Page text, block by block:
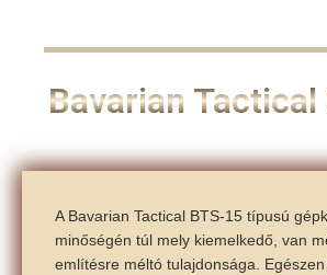
Bavarian Tactical
A Bavarian Tactical BTS-15 típusú
minőségén túl mely kiemelkedő, van
említésre méltó tulajdonsága.